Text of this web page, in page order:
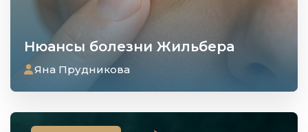
Нюансы болезни Жильбера
Яна Прудникова